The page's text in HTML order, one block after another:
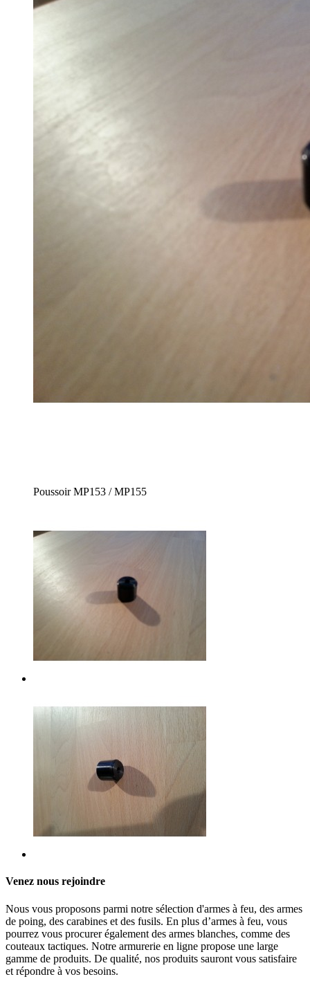
Poussoir MP153 / MP155
Venez nous rejoindre
Nous vous proposons parmi notre sélection d'armes à feu, des armes
de poing, des carabines et des fusils. En plus d’armes à feu, vous
pourrez vous procurer également des armes blanches, comme des
couteaux tactiques. Notre armurerie en ligne propose une large
gamme de produits. De qualité, nos produits sauront vous satisfaire
et répondre à vos besoins.